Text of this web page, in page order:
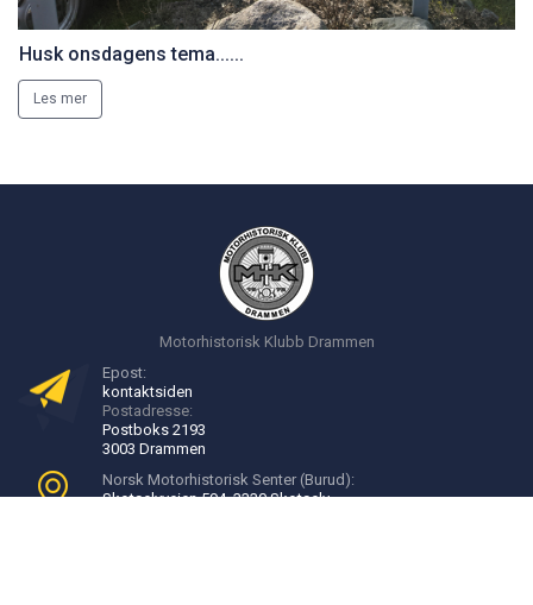
Husk onsdagens tema......
Les mer
Motorhistorisk Klubb Drammen
Epost:
kontaktsiden
Postadresse:
Postboks 2193
3003 Drammen
Norsk Motorhistorisk Senter (Burud):
Skotselvveien 594, 3330 Skotselv